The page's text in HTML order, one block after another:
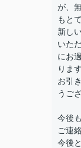
が、
もと
新し
いた
にお
ります
お引
うご
今後
ご連
今後